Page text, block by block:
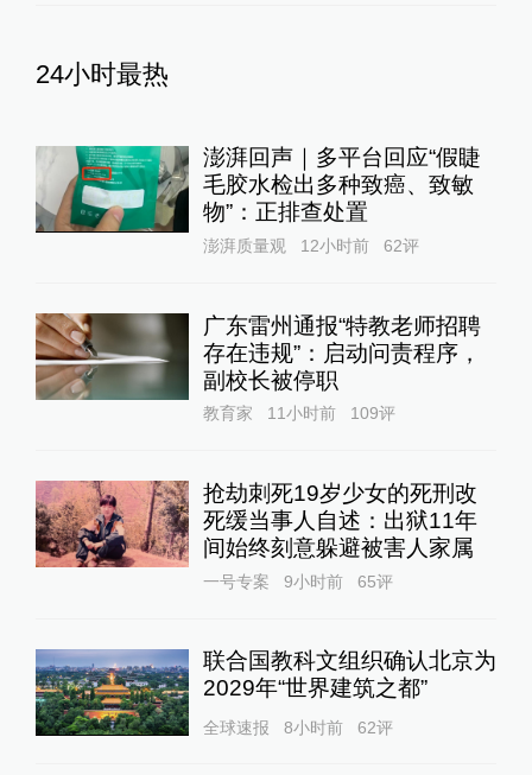
24小时最热
澎湃回声｜多平台回应“假睫
毛胶水检出多种致癌、致敏
物”：正排查处置
澎湃质量观 12小时前 62评
广东雷州通报“特教老师招聘
存在违规”：启动问责程序，
副校长被停职
教育家 11小时前 109评
抢劫刺死19岁少女的死刑改
死缓当事人自述：出狱11年
间始终刻意躲避被害人家属
一号专案 9小时前 65评
联合国教科文组织确认北京为
2029年“世界建筑之都”
全球速报 8小时前 62评